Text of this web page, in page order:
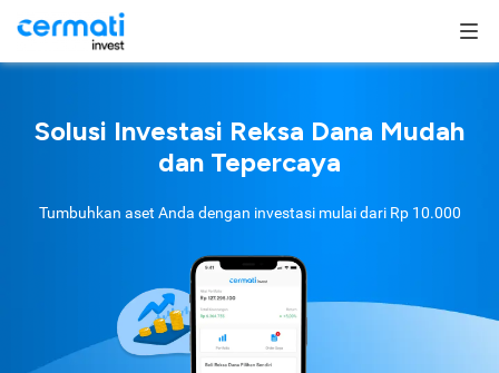
Solusi Investasi Reksa Dana Mudah
dan Tepercaya
Tumbuhkan aset Anda dengan investasi mulai dari Rp 10.000